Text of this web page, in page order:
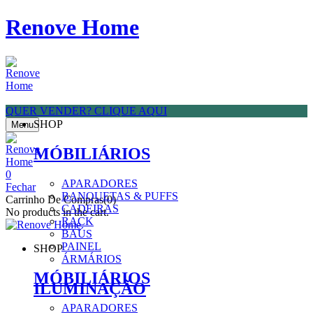
Renove Home
SHOP
MÓBILIÁRIOS
APARADORES
BANQUETAS & PUFFS
CADEIRAS
RACK
BAÚS
PAINEL
ÁRMÁRIOS
ILUMINAÇÃO
QUER VENDER? CLIQUE AQUI
Menu
0
Fechar
Carrinho De Compras(0)
No products in the cart.
SHOP
MÓBILIÁRIOS
APARADORES